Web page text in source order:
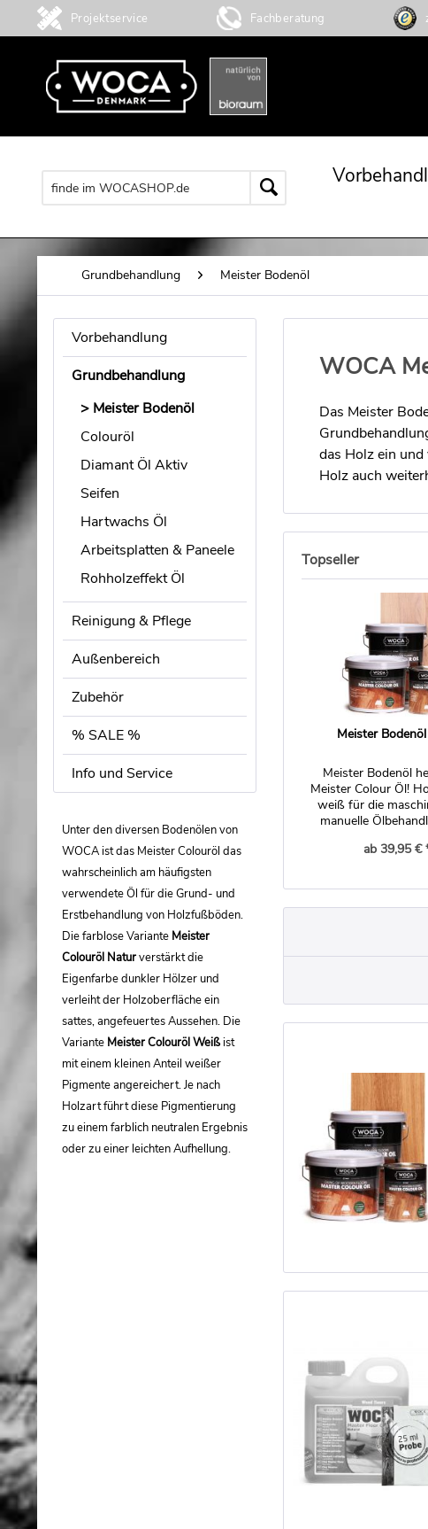
Projektservice Fachberatung
Grundbehandlung Meister Bodenöl
Vorbehandlung
Grundbehandlung
Meister Bodenöl
Colouröl
Diamant Öl Aktiv
Seifen
Hartwachs Öl
Arbeitsplatten & Paneele
Rohholzeffekt Öl
Reinigung & Pflege
Außenbereich
Zubehör
% SALE %
Info und Service
Unter den diversen Bodenölen von
WOCA ist das Meister Colouröl das
wahrscheinlich am häufigsten
verwendete Öl für die Grund- und
Erstbehandlung von Holzfußböden.
Die farblose Variante Meister
Colouröl Naturverstärkt die
Eigenfarbe dunkler Hölzer und
verleiht der Holzoberfläche ein
sattes, angefeuertes Aussehen. Die
Variante Meister Colouröl Weißist
mit einem kleinen Anteil weißer
Pigmente angereichert. Je nach
Holzart führt diese Pigmentierung
zu einem farblich neutralen Ergebnis
oder zu einer leichten Aufhellung.
WOCA
Das Meister
das Holz ein
Holz auch
Topseller
Meister
Meister Bodenöl
Meister Colour Öl!
weiß für die
manuelle
ab 39,95 €